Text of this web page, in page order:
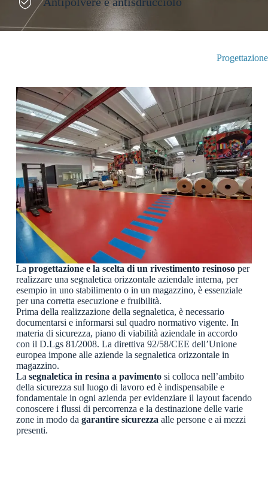
Progettazione
La progettazione e la scelta di un rivestimento resinosoper
realizzare una segnaletica orizzontale aziendale interna, per
esempio in uno stabilimento o in un magazzino, è essenziale
per una corretta esecuzione e fruibilità.
Prima della realizzazione della segnaletica, è necessario
documentarsi e informarsi sul quadro normativo vigente. In
materia di sicurezza, piano di viabilità aziendale in accordo
con il D.Lgs 81/2008. La direttiva 92/58/CEE dell’Unione
europea impone alle aziende la segnaletica orizzontale in
magazzino.
La segnaletica in resina a pavimentosi colloca nell’ambito
della sicurezza sul luogo di lavoro ed è indispensabile e
fondamentale in ogni azienda per evidenziare il layout facendo
conoscere i flussi di percorrenza e la destinazione delle varie
zone in modo da garantire sicurezzaalle persone e ai mezzi
presenti.